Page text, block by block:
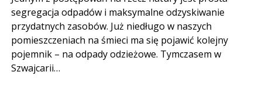
segregacja odpadów i maksymalne odzyskiwanie
przydatnych zasobów. Już niedługo w naszych
pomieszczeniach na śmieci ma się pojawić kolejny
pojemnik – na odpady odzieżowe. Tymczasem w
Szwajcarii…